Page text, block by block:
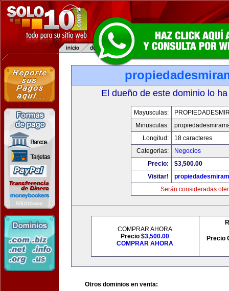
El dueño de este dominio lo
Mayusculas:
Minusculas:
Longitud:
18 caracteres
Categorias:
Negocios
Precio:
$3,500.00
Visitar!
Serán consideradas
COMPRAR AHORA
Precio $3,500.00
COMPRAR AHORA
Precio
Otros dominios en venta: